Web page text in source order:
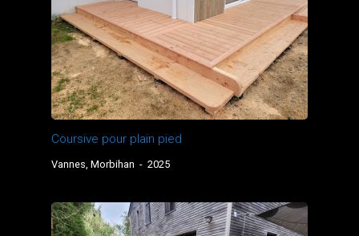
Coursive pour plain pied
Vannes, Morbihan - 2025